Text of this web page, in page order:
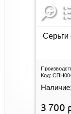
Серьги
Код:
Наличие:
3 700